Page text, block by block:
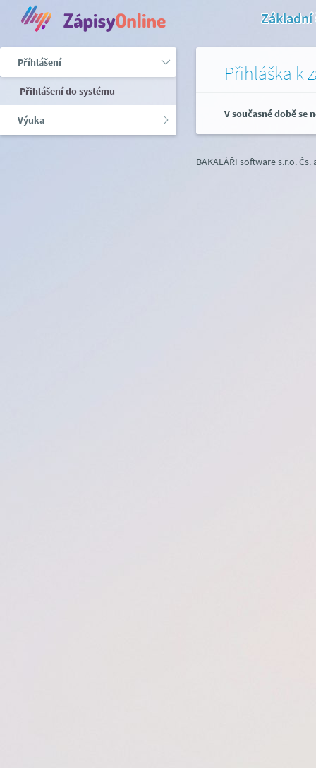
Základní
Příhlášení
Přihlášení do systému
Výuka
Přihláška k
V současné době se
BAKALÁŘI software s.r.o.Čs.